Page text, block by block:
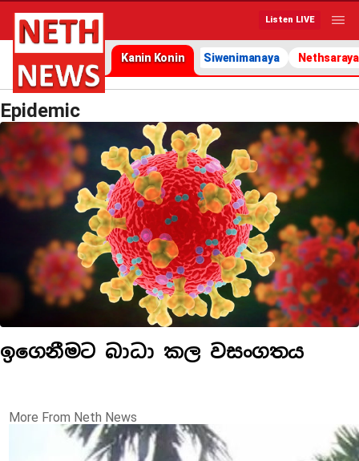
Listen LIVE
Kanin Konin Siwenimanaya Nethsaraya
Epidemic
ඉගෙනීමට බාධා කල වසංගතය
More From Neth News